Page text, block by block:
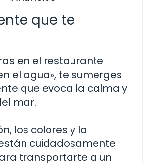
que te
en el restaurante
el agua», te sumerges
que evoca la calma y
mar.
los colores y la
cuidadosamente
transportarte a un